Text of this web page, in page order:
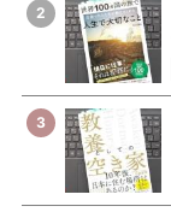
2
3